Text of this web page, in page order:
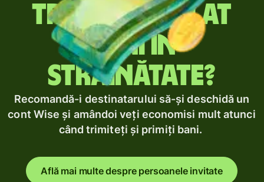
Trimiți regulat
bani în
străinătate?
Recomandă-i destinatarului să-și deschidă un
cont Wise și amândoi veți economisi mult atunci
când trimiteți și primiți bani.
Află mai multe despre persoanele invitate